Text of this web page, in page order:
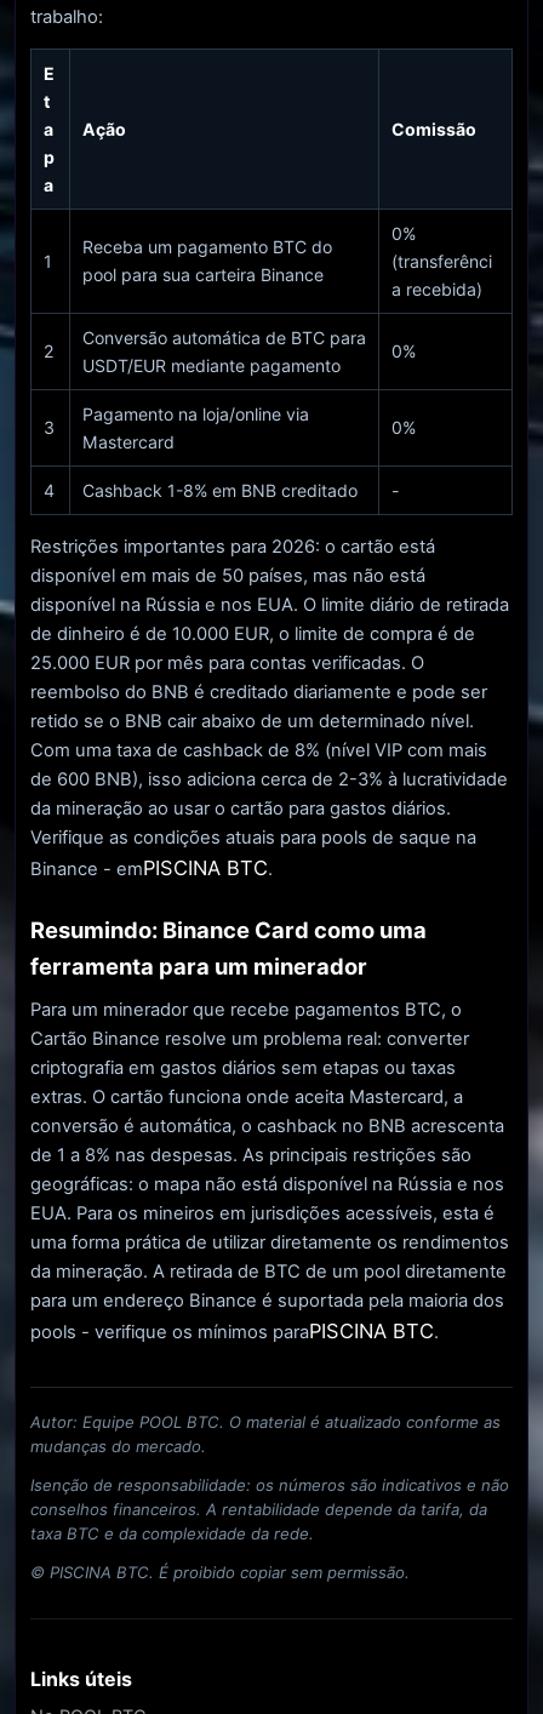
trabalho:
E
t
a
p
a
Ação Comissão
1
Receba um pagamento BTC do
pool para sua carteira Binance
0%
(transferênci
a recebida)
2
Conversão automática de BTC para
USDT/EUR mediante pagamento
0%
3
Pagamento na loja/online via
Mastercard
0%
4 Cashback 1-8% em BNB creditado -
Restrições importantes para 2026: o cartão está
disponível em mais de 50 países, mas não está
disponível na Rússia e nos EUA. O limite diário de retirada
de dinheiro é de 10.000 EUR, o limite de compra é de
25.000 EUR por mês para contas verificadas. O
reembolso do BNB é creditado diariamente e pode ser
retido se o BNB cair abaixo de um determinado nível.
Com uma taxa de cashback de 8% (nível VIP com mais
de 600 BNB), isso adiciona cerca de 2-3% à lucratividade
da mineração ao usar o cartão para gastos diários.
Verifique as condições atuais para pools de saque na
Binance - emPISCINA BTC.
Resumindo: Binance Card como uma
ferramenta para um minerador
Para um minerador que recebe pagamentos BTC, o
Cartão Binance resolve um problema real: converter
criptografia em gastos diários sem etapas ou taxas
extras. O cartão funciona onde aceita Mastercard, a
conversão é automática, o cashback no BNB acrescenta
de 1 a 8% nas despesas. As principais restrições são
geográficas: o mapa não está disponível na Rússia e nos
EUA. Para os mineiros em jurisdições acessíveis, esta é
uma forma prática de utilizar diretamente os rendimentos
da mineração. A retirada de BTC de um pool diretamente
para um endereço Binance é suportada pela maioria dos
pools - verifique os mínimos paraPISCINA BTC.
Autor: Equipe POOL BTC. O material é atualizado conforme as
mudanças do mercado.
Isenção de responsabilidade: os números são indicativos e não
conselhos financeiros. A rentabilidade depende da tarifa, da
taxa BTC e da complexidade da rede.
© PISCINA BTC. É proibido copiar sem permissão.
Links úteis